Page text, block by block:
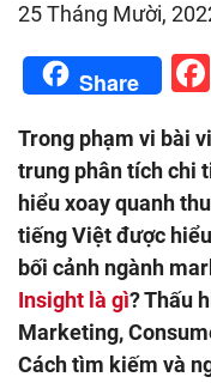
25 Tháng Mười,
Share
Trong phạm vi bài
trung phân tích chi
hiểu xoay quanh
tiếng Việt được
bối cảnh ngành
Insight là gì? Thấu
Marketing,
Cách tìm kiếm và